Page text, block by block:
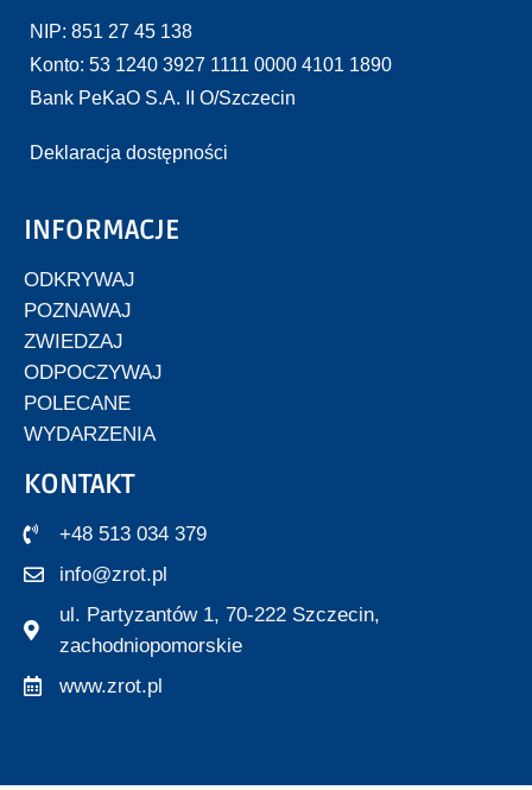
NIP: 851 27 45 138
Konto: 53 1240 3927 1111 0000 4101 1890
Bank PeKaO S.A. II O/Szczecin
Deklaracja dostępności
INFORMACJE
ODKRYWAJ
POZNAWAJ
ZWIEDZAJ
ODPOCZYWAJ
POLECANE
WYDARZENIA
KONTAKT
+48 513 034 379
info@zrot.pl
ul. Partyzantów 1, 70-222 Szczecin,
zachodniopomorskie
www.zrot.pl